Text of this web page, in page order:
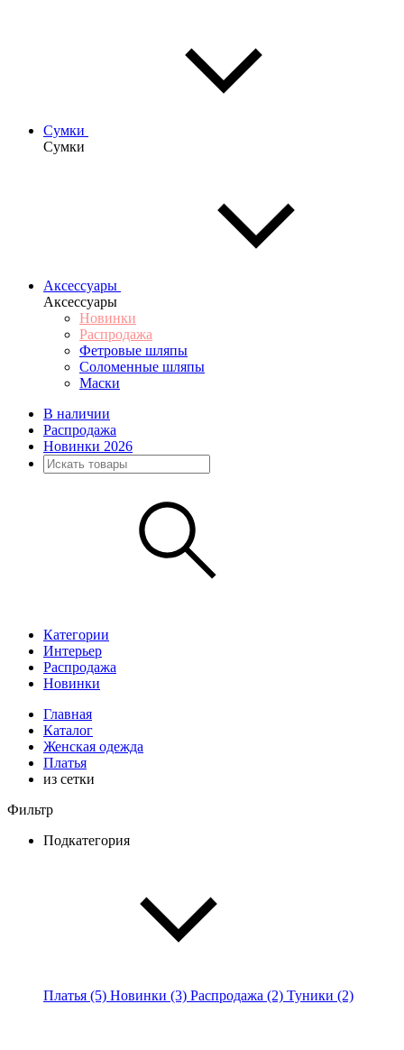
Сумки
Сумки
Аксессуары
Аксессуары
Новинки
Распродажа
Фетровые шляпы
Соломенные шляпы
Маски
В наличии
Распродажа
Новинки 2026
Категории
Интерьер
Распродажа
Новинки
Главная
Каталог
Женская одежда
Платья
из сетки
Фильтр
Подкатегория
Платья (5) Новинки (3) Распродажа (2) Туники (2)